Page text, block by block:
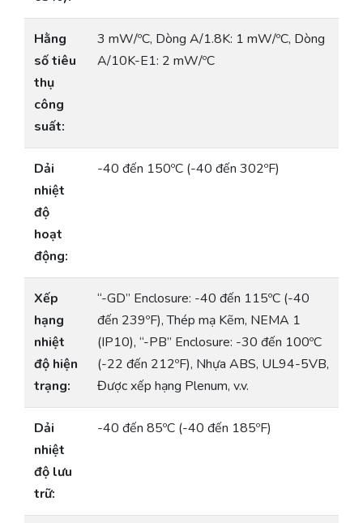
Hằng
số tiêu
thụ
công
suất:
3 mW/ºC, Dòng A/1.8K: 1 mW/ºC, Dòng
A/10K-E1: 2 mW/ºC
Dải
nhiệt
độ
hoạt
động:
-40 đến 150ºC (-40 đến 302ºF)
Xếp
hạng
nhiệt
độ hiện
trạng:
“-GD” Enclosure: -40 đến 115ºC (-40
đến 239ºF), Thép mạ Kẽm, NEMA 1
(IP10), “-PB” Enclosure: -30 đến 100ºC
(-22 đến 212ºF), Nhựa ABS, UL94-5VB,
Được xếp hạng Plenum, v.v.
Dải
nhiệt
độ lưu
trữ:
-40 đến 85ºC (-40 đến 185ºF)